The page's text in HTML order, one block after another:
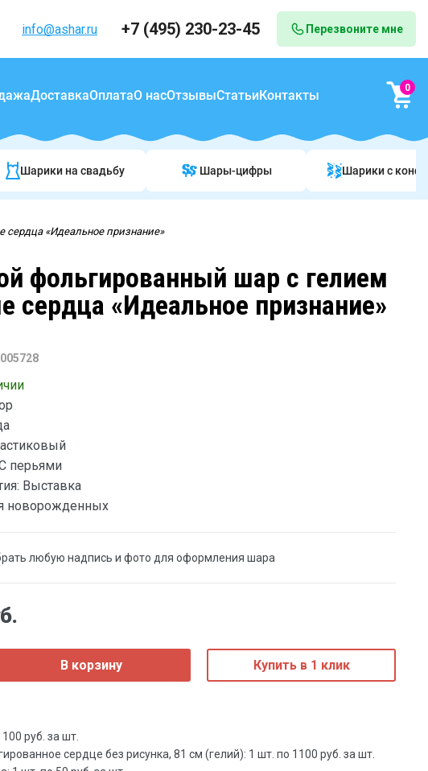
info@ashar.ru +7 (495) 230-23-45 Перезвоните мне
ДоставкаОплатаО насОтзывыСтатьиКонтакты 0
Шарики на свадьбу Шары-цифры Шарики c
«Идеальное признание»
фольгированный шар с гелием
сердца «Идеальное признание»
перьями
Выставка
новорожденных
любую надпись и фото для оформления шара
В корзину Купить в 1 клик
руб. за шт.
сердце без рисунка, 81 см (гелий): 1 шт. по 1100 руб. за шт.